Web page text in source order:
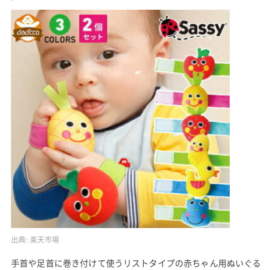
出典: 楽天市場
手首や足首に巻き付けて使うリストタイプの赤ちゃん用ぬいぐる